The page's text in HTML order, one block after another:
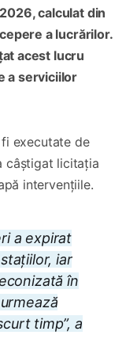
calculat din
a lucrărilor.
acest lucru
a serviciilor
executate de
câștigat licitația
intervențiile.
a expirat
iar
în
timp”, a